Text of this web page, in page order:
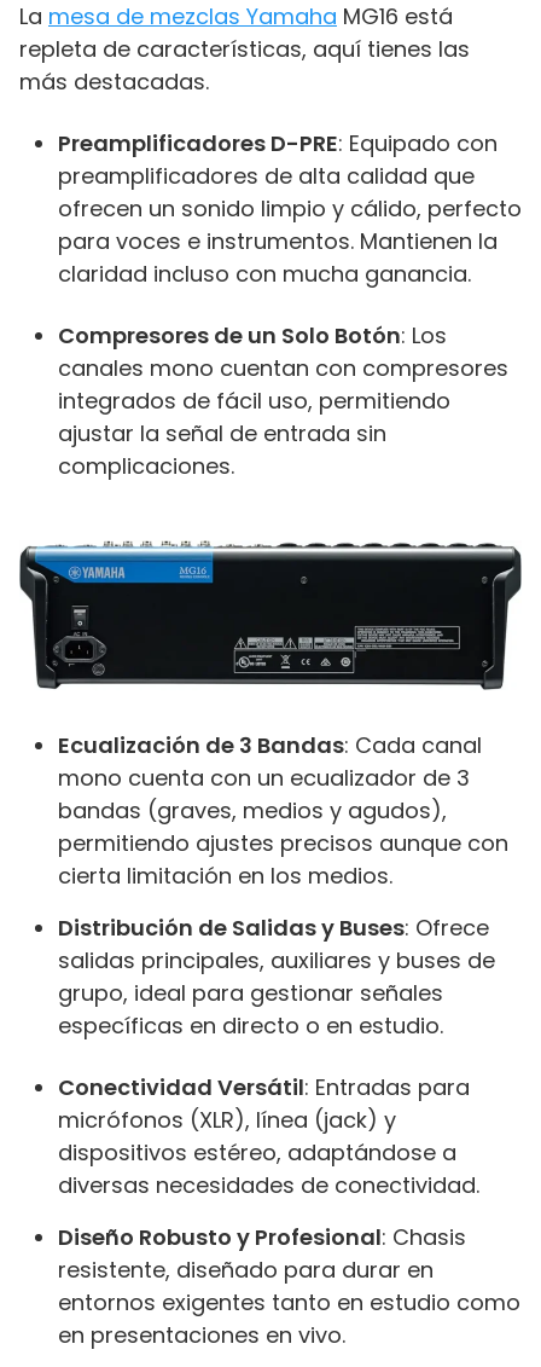
La mesa de mezclas Yamaha MG16 está
repleta de características, aquí tienes las
más destacadas.
Preamplificadores D-PRE: Equipado con
preamplificadores de alta calidad que
ofrecen un sonido limpio y cálido, perfecto
para voces e instrumentos. Mantienen la
claridad incluso con mucha ganancia.
Compresores de un Solo Botón: Los
canales mono cuentan con compresores
integrados de fácil uso, permitiendo
ajustar la señal de entrada sin
complicaciones.
Ecualización de 3 Bandas: Cada canal
mono cuenta con un ecualizador de 3
bandas (graves, medios y agudos),
permitiendo ajustes precisos aunque con
cierta limitación en los medios.
Distribución de Salidas y Buses: Ofrece
salidas principales, auxiliares y buses de
grupo, ideal para gestionar señales
específicas en directo o en estudio.
Conectividad Versátil: Entradas para
micrófonos (XLR), línea (jack) y
dispositivos estéreo, adaptándose a
diversas necesidades de conectividad.
Diseño Robusto y Profesional: Chasis
resistente, diseñado para durar en
entornos exigentes tanto en estudio como
en presentaciones en vivo.